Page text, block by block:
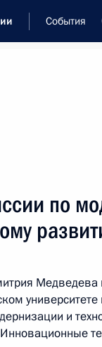
События
Франции
США
по
и